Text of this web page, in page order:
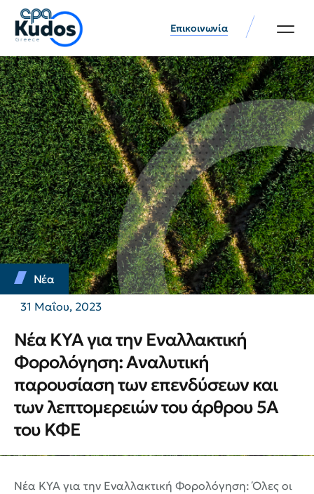
Επικοινωνία
Νέα
31 Μαΐου, 2023
Νέα ΚΥΑ για την Εναλλακτική
Φορολόγηση: Αναλυτική
παρουσίαση των επενδύσεων και
των λεπτομερειών του άρθρου 5Α
του ΚΦΕ
Νέα ΚΥΑ για την Εναλλακτική Φορολόγηση: Όλες οι